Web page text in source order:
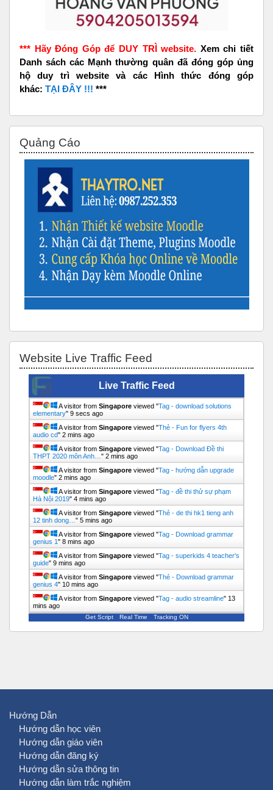
*** Hãy Đóng Góp để DUY TRÌ website. Xem chi tiết
Danh sách các Mạnh thường quân đã đóng góp ủng
hộ duy trì website và các Hình thức đóng góp
khác: TẠI ĐÂY !!! ***
Quảng Cáo
Website Live Traffic Feed
Live Traffic Feed
A visitor from Singapore viewed "Tag - download solutions
elementary" 10 secs ago
A visitor from Singapore viewed "Thẻ - Fun for flyers 4th
audio cd" 2 mins ago
A visitor from Singapore viewed "Tag - Download Đề thi
THPT 2020 môn Anh… " 2 mins ago
A visitor from Singapore viewed "Tag - hướng dẫn upgrade
moodle" 2 mins ago
A visitor from Singapore viewed "Tag - đề thi thử sự phạm
Hà Nội 2019" 4 mins ago
A visitor from Singapore viewed "Thẻ - de thi hk1 tieng anh
12 tinh dong… " 5 mins ago
A visitor from Singapore viewed "Tag - Download grammar
genius 1" 8 mins ago
A visitor from Singapore viewed "Tag - superkids 4 teacher's
guide" 9 mins ago
A visitor from Singapore viewed "Thẻ - Download grammar
genius 4" 10 mins ago
A visitor from Singapore viewed "Tag - audio streamline" 13
mins ago
A visitor fromSingaporeviewed "Tag - download PET 4
Get Script Real Time Tracking ON
Hướng Dẫn
Hướng dẫn học viên
Hướng dẫn giáo viên
Hướng dẫn đăng ký
Hướng dẫn sửa thông tin
Hướng dẫn làm trắc nghiệm